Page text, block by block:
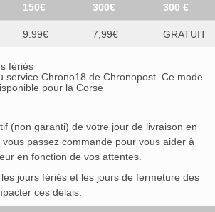
150€
300€
300 €
9.99€ 7,99€ GRATUIT
fériés
service Chrono18 de Chronopost. Ce mode
pour la Corse
(non garanti) de votre jour de livraison en
passez commande pour vous aider à
en fonction de vos attentes.
jours fériés et les jours de fermeture des
ces délais.